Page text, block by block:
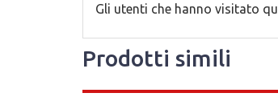
Gli utenti che hanno visitato
Prodotti simili